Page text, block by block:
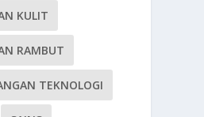
KULIT
RAMBUT
TEKNOLOGI